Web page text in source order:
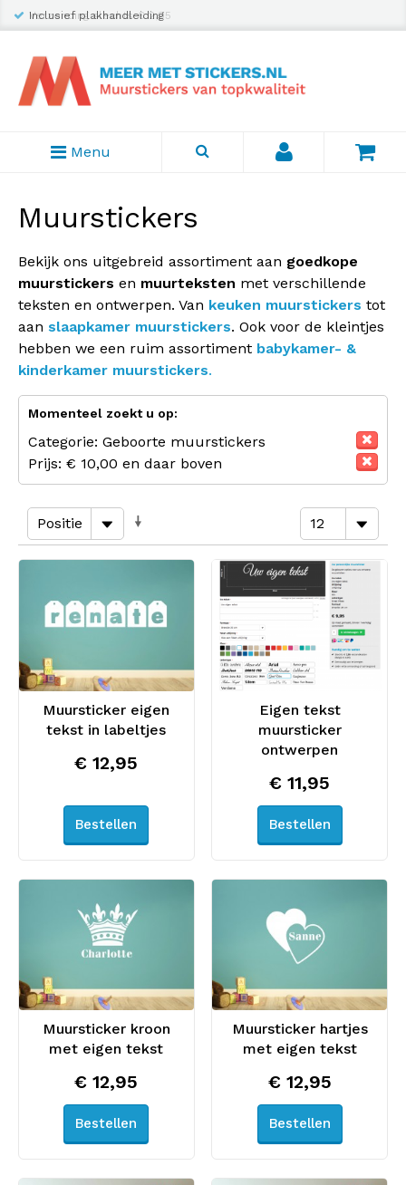
Inclusief plakhandleiding
Menu
Muurstickers
Bekijk ons uitgebreid assortiment aan goedkope
muurstickers en muurteksten met verschillende
teksten en ontwerpen. Van keuken muurstickers tot
aan slaapkamer muurstickers. Ook voor de kleintjes
hebben we een ruim assortiment babykamer- &
kinderkamer muurstickers.
Momenteel zoekt u op:
Categorie: Geboorte muurstickers
Prijs: € 10,00 en daar boven
Muursticker eigen
tekst in labeltjes
€ 12,95
Bestellen
Eigen tekst
muursticker
ontwerpen
€ 11,95
Bestellen
Muursticker kroon
met eigen tekst
€ 12,95
Bestellen
Muursticker hartjes
met eigen tekst
€ 12,95
Bestellen